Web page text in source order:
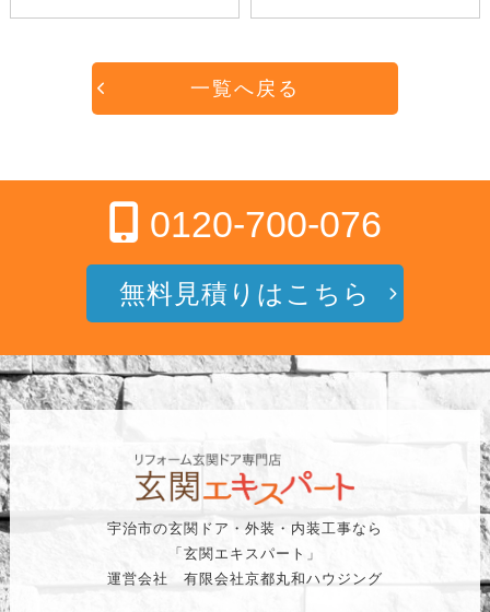
一覧へ戻る
0120-700-076
無料見積りはこちら
宇治市の玄関ドア・外装・内装工事なら
「玄関エキスパート」
運営会社 有限会社京都丸和ハウジング